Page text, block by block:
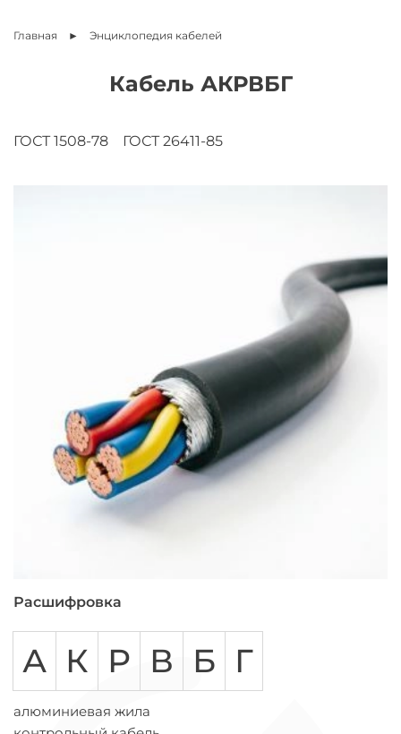
Главная Энциклопедия кабелей
Кабель АКРВБГ
ГОСТ 1508-78 ГОСТ 26411-85
Расшифровка
А К Р В Б Г
алюминиевая жила